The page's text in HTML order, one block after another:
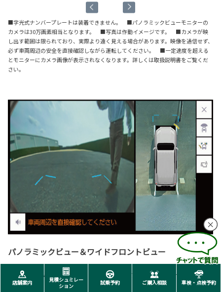
■字光式ナンバープレートは装着できません。 ■パノラミックビューモニターの
カメラは30万画素相当となります。 ■写真は作動イメージです。 ■カメラが映
し出す範囲は限られており、実際より遠く見える場合があります。映像を過信せず、
必ず車両周辺の安全を直接確認しながら運転してください。 ■一定速度を超える
とモニターにカメラ画像が表示されなくなります。詳しくは取扱説明書をご覧くだ
さい。
パノラミックビュー＆ワイドフロントビュー
見通しの悪い交差点等で、左右方向の状況確認をサポートしま
す。
店舗案内
見積シュミレー
ション
試乗予約 ご購入相談 車検・点検予約